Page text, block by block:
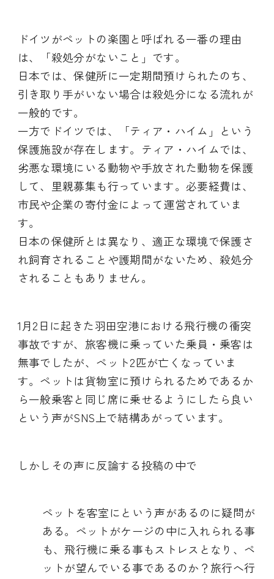
ドイツがペットの楽園と呼ばれる一番の理由
は、「殺処分がないこと」です。
日本では、保健所に一定期間預けられたのち、
引き取り手がいない場合は殺処分になる流れが
一般的です。
一方でドイツでは、「ティア・ハイム」という
保護施設が存在します。ティア・ハイムでは、
劣悪な環境にいる動物や手放された動物を保護
して、里親募集も行っています。必要経費は、
市民や企業の寄付金によって運営されていま
す。
日本の保健所とは異なり、適正な環境で保護さ
れ飼育されることや護期間がないため、殺処分
されることもありません。
1月2日に起きた羽田空港における飛行機の衝突
事故ですが、旅客機に乗っていた乗員・乗客は
無事でしたが、ペット2匹が亡くなっていま
す。ペットは貨物室に預けられるためであるか
ら一般乗客と同じ席に乗せるようにしたら良い
という声がSNS上で結構あがっています。
しかしその声に反論する投稿の中で
ペットを客室にという声があるのに疑問が
ある。ペットがケージの中に入れられる事
も、飛行機に乗る事もストレスとなり、ペ
ットが望んでいる事であるのか？旅行へ行